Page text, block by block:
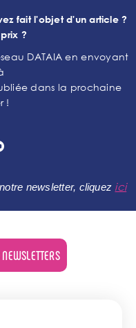
fait l'objet d'un article ?
?
DATAIA en envoyant
dans la prochaine
!
newsletter, cliquez ici